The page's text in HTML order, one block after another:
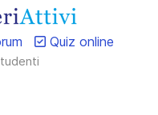
Quiz online